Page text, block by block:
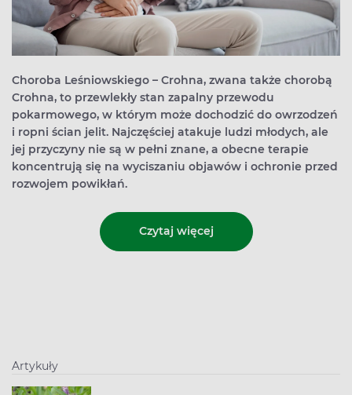
Choroba Leśniowskiego – Crohna, zwana także chorobą
Crohna, to przewlekły stan zapalny przewodu
pokarmowego, w którym może dochodzić do owrzodzeń
i ropni ścian jelit. Najczęściej atakuje ludzi młodych, ale
jej przyczyny nie są w pełni znane, a obecne terapie
koncentrują się na wyciszaniu objawów i ochronie przed
rozwojem powikłań.
Czytaj więcej
Artykuły